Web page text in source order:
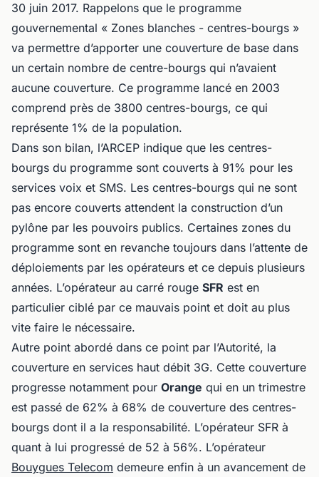
30 juin 2017. Rappelons que le programme
gouvernemental « Zones blanches - centres-bourgs »
va permettre d’apporter une couverture de base dans
un certain nombre de centre-bourgs qui n’avaient
aucune couverture. Ce programme lancé en 2003
comprend près de 3800 centres-bourgs, ce qui
représente 1% de la population.
Dans son bilan, l’ARCEP indique que les centres-
bourgs du programme sont couverts à 91% pour les
services voix et SMS. Les centres-bourgs qui ne sont
pas encore couverts attendent la construction d’un
pylône par les pouvoirs publics. Certaines zones du
programme sont en revanche toujours dans l’attente de
déploiements par les opérateurs et ce depuis plusieurs
années. L’opérateur au carré rouge SFR est en
particulier ciblé par ce mauvais point et doit au plus
vite faire le nécessaire.
Autre point abordé dans ce point par l’Autorité, la
couverture en services haut débit 3G. Cette couverture
progresse notamment pour Orange qui en un trimestre
est passé de 62% à 68% de couverture des centres-
bourgs dont il a la responsabilité. L’opérateur SFR à
quant à lui progressé de 52 à 56%. L’opérateur
Bouygues Telecom demeure enfin à un avancement de